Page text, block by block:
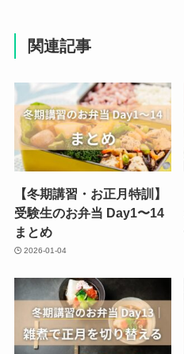
関連記事
【冬期講習・お正月特訓】
受験生のお弁当 Day1〜14
まとめ
2026-01-04